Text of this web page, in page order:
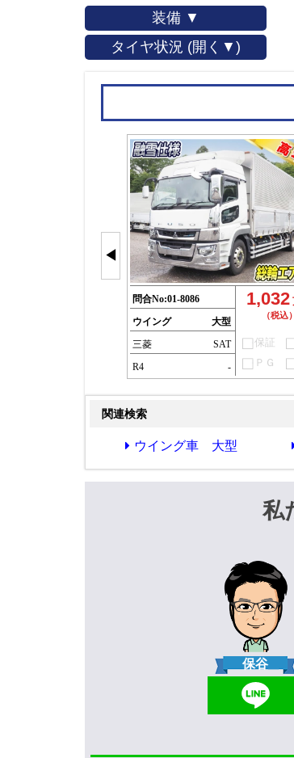
装備 ▼
タイヤ状況 (開く▼)
◀
問合No:01-8086
ウイング
大型
三菱
SAT
R4
-
1,032
（税込）
保証
ＰＧ
関連検索
ウイング車 大型
私
保谷